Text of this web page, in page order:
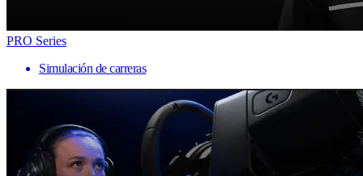
PRO Series
Simulación de carreras